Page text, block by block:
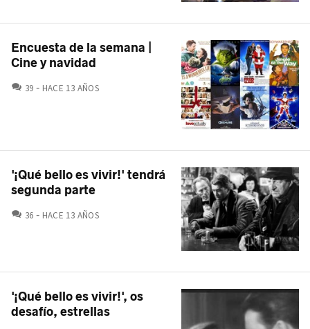
Encuesta de la semana |
Cine y navidad
39 COMENTARIOS
HACE 13 AÑOS
'¡Qué bello es vivir!' tendrá
segunda parte
36 COMENTARIOS
HACE 13 AÑOS
'¡Qué bello es vivir!', os
desafío, estrellas